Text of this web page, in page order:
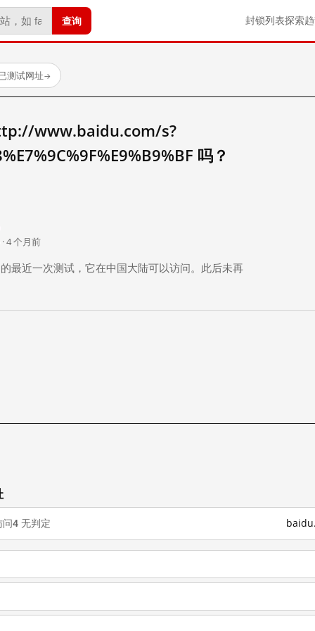
查询 封锁列表探索
测试网址→
www.baidu.com/s?
吗？
4 个月前
最近一次测试，它在中国大陆可以访问。此后未再
问4 无判定